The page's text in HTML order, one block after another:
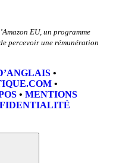
EU, un programme
percevoir une rémunération
•
•
• MENTIONS